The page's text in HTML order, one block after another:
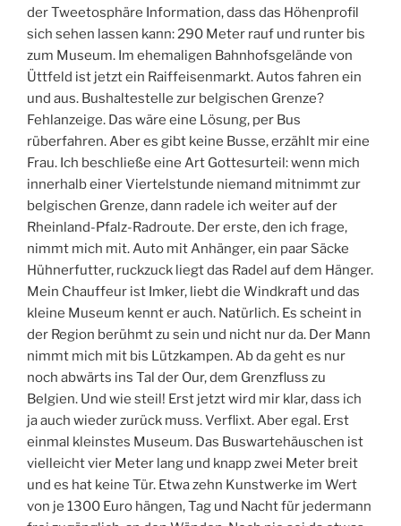
der Tweetosphäre Information, dass das Höhenprofil
sich sehen lassen kann: 290 Meter rauf und runter bis
zum Museum. Im ehemaligen Bahnhofsgelände von
Üttfeld ist jetzt ein Raiffeisenmarkt. Autos fahren ein
und aus. Bushaltestelle zur belgischen Grenze?
Fehlanzeige. Das wäre eine Lösung, per Bus
rüberfahren. Aber es gibt keine Busse, erzählt mir eine
Frau. Ich beschließe eine Art Gottesurteil: wenn mich
innerhalb einer Viertelstunde niemand mitnimmt zur
belgischen Grenze, dann radele ich weiter auf der
Rheinland-Pfalz-Radroute. Der erste, den ich frage,
nimmt mich mit. Auto mit Anhänger, ein paar Säcke
Hühnerfutter, ruckzuck liegt das Radel auf dem Hänger.
Mein Chauffeur ist Imker, liebt die Windkraft und das
kleine Museum kennt er auch. Natürlich. Es scheint in
der Region berühmt zu sein und nicht nur da. Der Mann
nimmt mich mit bis Lützkampen. Ab da geht es nur
noch abwärts ins Tal der Our, dem Grenzfluss zu
Belgien. Und wie steil! Erst jetzt wird mir klar, dass ich
ja auch wieder zurück muss. Verflixt. Aber egal. Erst
einmal kleinstes Museum. Das Buswartehäuschen ist
vielleicht vier Meter lang und knapp zwei Meter breit
und es hat keine Tür. Etwa zehn Kunstwerke im Wert
von je 1300 Euro hängen, Tag und Nacht für jedermann